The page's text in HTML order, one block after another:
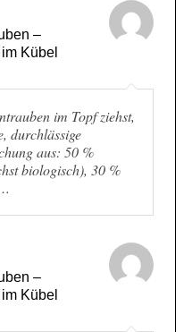
–
Kübel
im Topf ziehst,
durchlässige
aus: 50 %
biologisch), 30 %
–
Kübel